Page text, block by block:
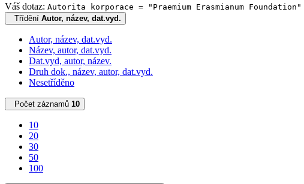
Váš dotaz: Autorita korporace = "Praemium Erasmianum Foundation"
Třídění Autor, název, dat.vyd.
Autor, název, dat.vyd.
Název, autor, dat.vyd.
Dat.vyd, autor, název.
Druh dok., název, autor, dat.vyd.
Nesetříděno
Počet záznamů 10
10
20
30
50
100